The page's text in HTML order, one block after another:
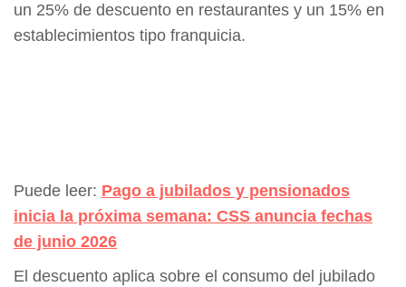
un 25% de descuento en restaurantes y un 15% en
establecimientos tipo franquicia.
Puede leer: Pago a jubilados y pensionados
inicia la próxima semana: CSS anuncia fechas
de junio 2026
El descuento aplica sobre el consumo del jubilado